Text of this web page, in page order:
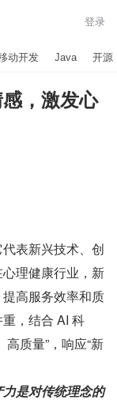
登录
动开发 Java 开源
，激发心
表新兴技术、创
理健康行业，新
高服务效率和质
，结合 AI 科
质量”，响应“新
是对传统理念的